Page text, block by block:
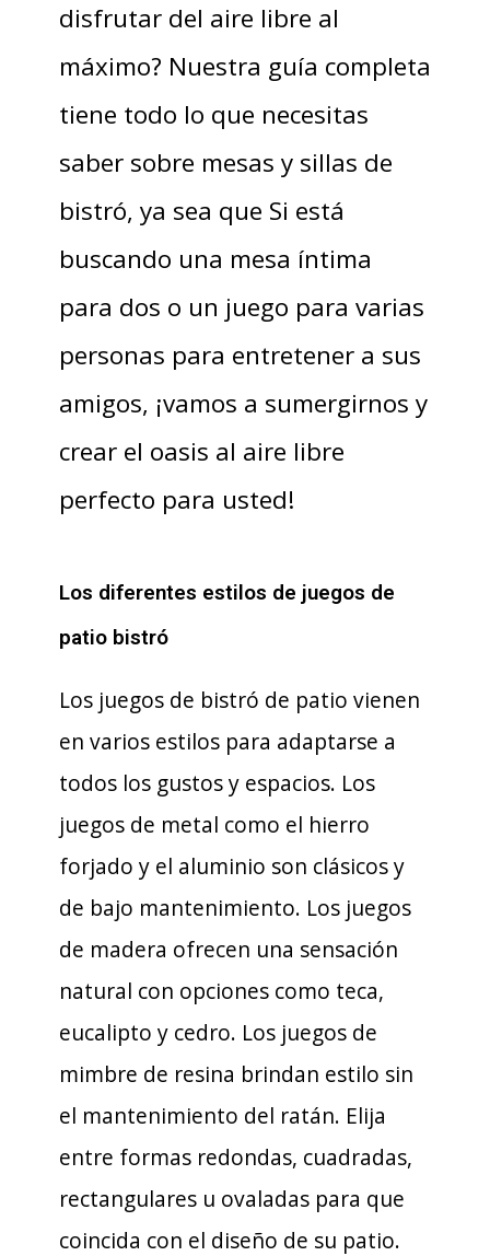
disfrutar del aire libre al
máximo? Nuestra guía completa
tiene todo lo que necesitas
saber sobre mesas y sillas de
bistró, ya sea que Si está
buscando una mesa íntima
para dos o un juego para varias
personas para entretener a sus
amigos, ¡vamos a sumergirnos y
crear el oasis al aire libre
perfecto para usted!
Los diferentes estilos de juegos de
patio bistró
Los juegos de bistró de patio vienen
en varios estilos para adaptarse a
todos los gustos y espacios. Los
juegos de metal como el hierro
forjado y el aluminio son clásicos y
de bajo mantenimiento. Los juegos
de madera ofrecen una sensación
natural con opciones como teca,
eucalipto y cedro. Los juegos de
mimbre de resina brindan estilo sin
el mantenimiento del ratán. Elija
entre formas redondas, cuadradas,
rectangulares u ovaladas para que
coincida con el diseño de su patio.